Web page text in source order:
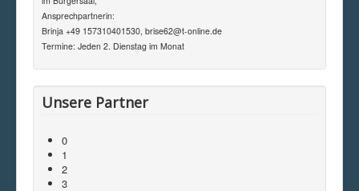
Ansprechpartnerin:
Brinja +49 157310401530, brise62@t-online.de
Termine: Jeden 2. Dienstag im Monat
Unsere Partner
0
1
2
3